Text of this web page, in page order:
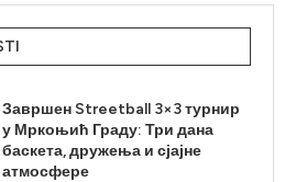
Завршен Streetball 3×3 турнир
у Мркоњић Граду: Три дана
баскета, дружења и сјајне
атмосфере